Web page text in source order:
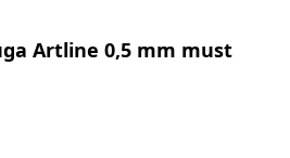
Artline 0,5 mm must